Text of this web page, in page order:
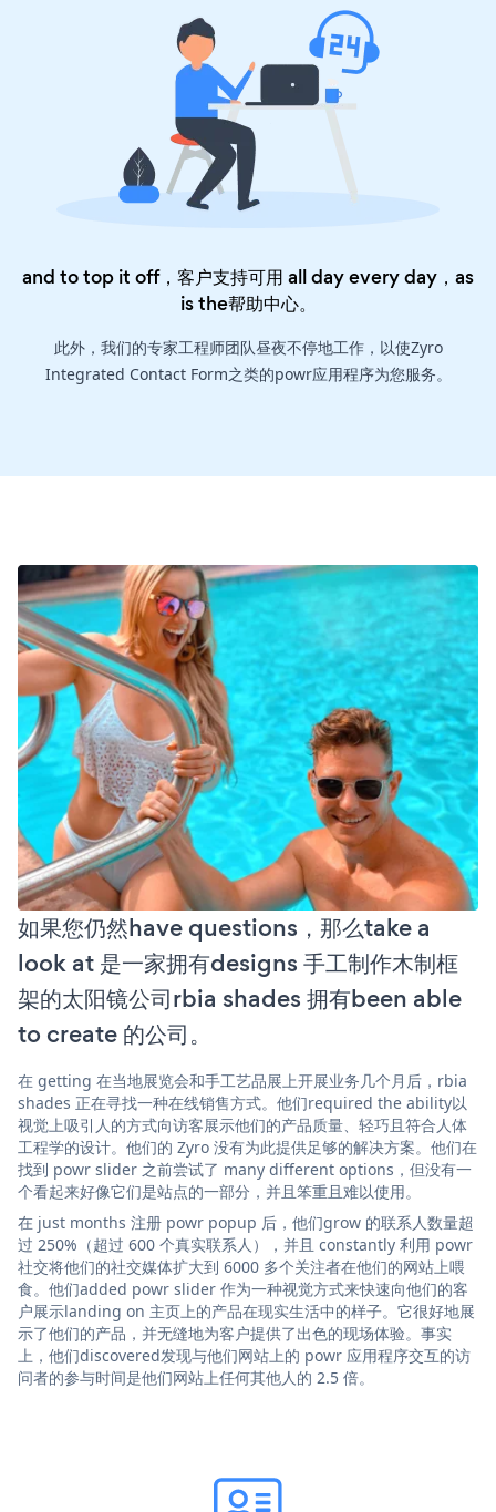
and to top it off，客户支持可用 all day every day，as
is the帮助中心。
此外，我们的专家工程师团队昼夜不停地工作，以使Zyro
Integrated Contact Form之类的powr应用程序为您服务。
如果您仍然have questions，那么take a
look at 是一家拥有designs 手工制作木制框
架的太阳镜公司rbia shades 拥有been able
to create 的公司。
在 getting 在当地展览会和手工艺品展上开展业务几个月后，rbia
shades 正在寻找一种在线销售方式。他们required the ability以
视觉上吸引人的方式向访客展示他们的产品质量、轻巧且符合人体
工程学的设计。他们的 Zyro 没有为此提供足够的解决方案。他们在
找到 powr slider 之前尝试了 many different options，但没有一
个看起来好像它们是站点的一部分，并且笨重且难以使用。
在 just months 注册 powr popup 后，他们grow 的联系人数量超
过 250%（超过 600 个真实联系人），并且 constantly 利用 powr
社交将他们的社交媒体扩大到 6000 多个关注者在他们的网站上喂
食。他们added powr slider 作为一种视觉方式来快速向他们的客
户展示landing on 主页上的产品在现实生活中的样子。它很好地展
示了他们的产品，并无缝地为客户提供了出色的现场体验。事实
上，他们discovered发现与他们网站上的 powr 应用程序交互的访
问者的参与时间是他们网站上任何其他人的 2.5 倍。